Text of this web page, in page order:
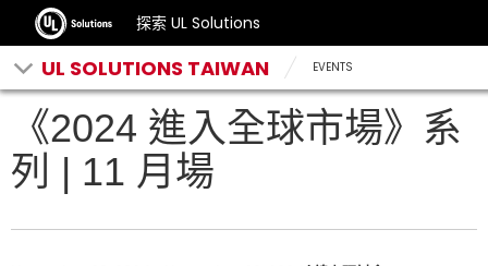
探索 UL Solutions
UL SOLUTIONS TAIWAN EVENTS
《2024 進入全球市場》系
列 | 11 月場